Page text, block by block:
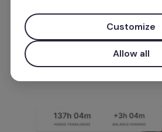
Zacznij
Użyj służbowego emaila, aby
Customize
Allow all